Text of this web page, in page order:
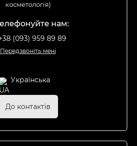
косметологія)
нам:
(093) 959 89 89
Передзвоніть мені
Українська
До контактів